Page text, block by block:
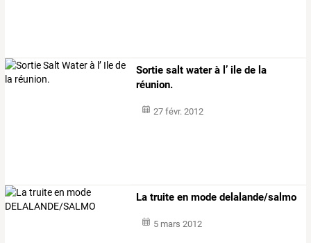
Sortie salt water à l’ ile de la
réunion.
27 févr. 2012
La truite en mode delalande/salmo
5 mars 2012